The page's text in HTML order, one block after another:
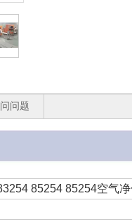
问题
85254 85254空气